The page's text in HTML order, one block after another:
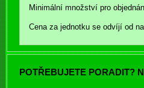
Minimální množství pro
Cena za jednotku se odvíjí od
POTŘEBUJETE PORADIT?